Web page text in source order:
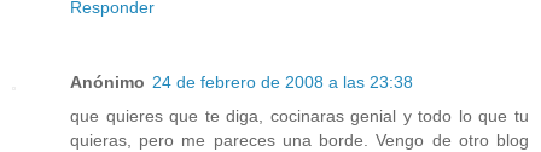
Responder
Anónimo 24 de febrero de 2008 a las 23:38
que quieres que te diga, cocinaras genial y todo lo que tu
quieras, pero me pareces una borde. Vengo de otro blog